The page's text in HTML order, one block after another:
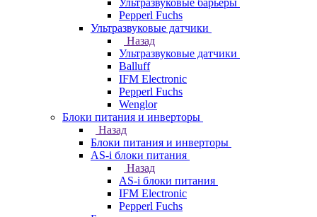
Ультразвуковые барьеры
Pepperl Fuchs
Ультразвуковые датчики
Назад
Ультразвуковые датчики
Balluff
IFM Electronic
Pepperl Fuchs
Wenglor
Блоки питания и инверторы
Назад
Блоки питания и инверторы
AS-i блоки питания
Назад
AS-i блоки питания
IFM Electronic
Pepperl Fuchs